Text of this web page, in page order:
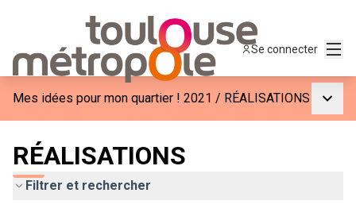
Se connecter
Mes idées pour mon quartier ! 2021 / RÉALISATIONS
RÉALISATIONS
Filtrer et rechercher